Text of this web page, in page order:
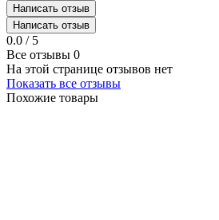
Написать отзыв
Написать отзыв
0.0 / 5
Все отзывы 0
На этой странице отзывов нет
Показать все отзывы
Похожие товары